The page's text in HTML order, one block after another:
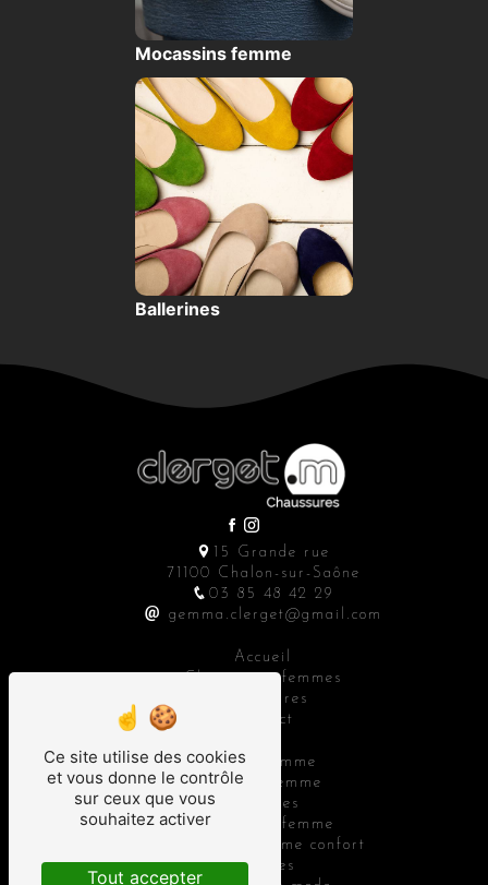
Mocassins femme
Ballerines
15 Grande rue
71100 Chalon-sur-Saône
03 85 48 42 29
gemma.clerget@gmail.com
Accueil
Chaussures femmes
Accessoires
Contact
Bottes femme
Baskets femme
Sandales
Chaussure femme
Chaussure femme confort
Bottines
Ce site utilise des cookies
et vous donne le contrôle
sur ceux que vous
souhaitez activer
Tout accepter